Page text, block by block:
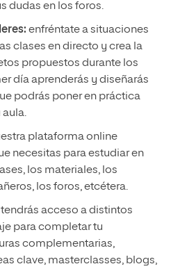
dudas en los foros.
enfréntate a situaciones
clases en directo y crea la
propuestos durante los
día aprenderás y diseñarás
podrás poner en práctica
plataforma online
necesitas para estudiar en
los materiales, los
los foros, etcétera.
tendrás acceso a distintos
para completar tu
complementarias,
clave, masterclasses, blogs,